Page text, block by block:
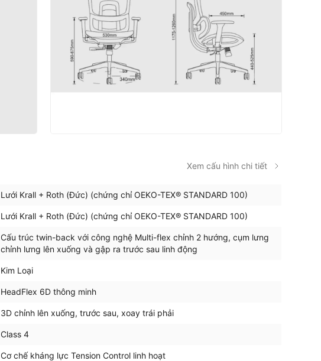
Xem cấu hình chi tiết
Lưới Krall + Roth (Đức) (chứng chỉ OEKO-TEX® STANDARD 100)
Lưới Krall + Roth (Đức) (chứng chỉ OEKO-TEX® STANDARD 100)
Cấu trúc twin-back với công nghệ Multi-flex chỉnh 2 hướng, cụm lưng
chỉnh lưng lên xuống và gập ra trước sau linh động
Kim Loại
HeadFlex 6D thông minh
3D chỉnh lên xuống, trước sau, xoay trái phải
Class 4
Cơ chế kháng lực Tension Control linh hoạt